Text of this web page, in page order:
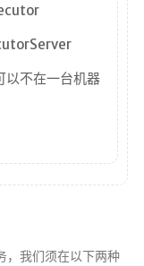
不在一台机器
，我们须在以下两种